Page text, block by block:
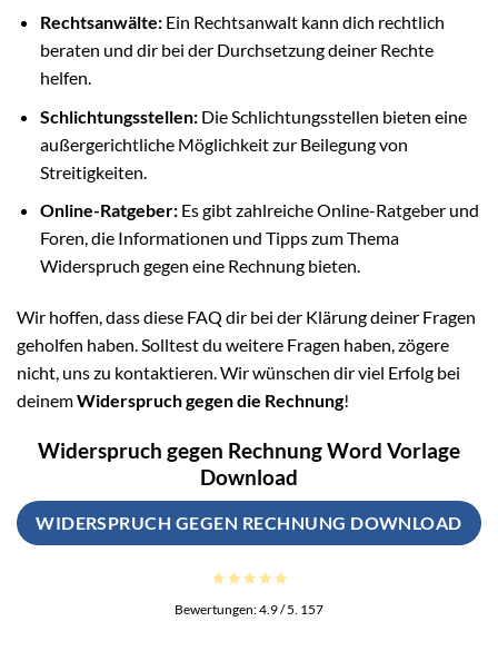
Rechtsanwälte:Ein Rechtsanwalt kann dich rechtlich
beraten und dir bei der Durchsetzung deiner Rechte
helfen.
Schlichtungsstellen:Die Schlichtungsstellen bieten eine
außergerichtliche Möglichkeit zur Beilegung von
Streitigkeiten.
Online-Ratgeber:Es gibt zahlreiche Online-Ratgeber und
Foren, die Informationen und Tipps zum Thema
Widerspruch gegen eine Rechnung bieten.
Wir hoffen, dass diese FAQ dir bei der Klärung deiner Fragen
geholfen haben. Solltest du weitere Fragen haben, zögere
nicht, uns zu kontaktieren. Wir wünschen dir viel Erfolg bei
deinemWiderspruch gegen die Rechnung!
Widerspruch gegen Rechnung Word Vorlage
Download
WIDERSPRUCH GEGEN RECHNUNG DOWNLOAD
Bewertungen:4.9/ 5. 157